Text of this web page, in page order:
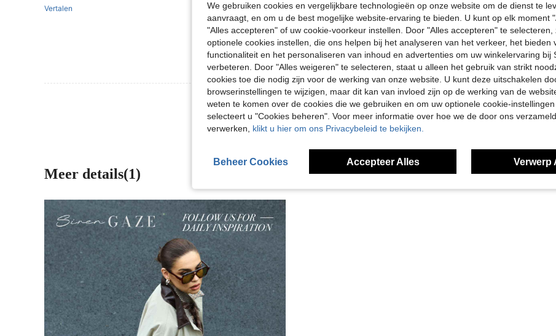
Vertalen
Nuttig (0)
Meer Beoordelingen Bekijken
Meer details(1)
We gebruiken cookies en vergelijkbare technologieën op onze website om de dienst te
aanvraagt, en om u de best mogelijke website-ervaring te bieden. U kunt op elk moment
"Alles accepteren" of uw cookie-voorkeur instellen. Door "Alles accepteren" te selecteren,
optionele cookies instellen, die ons helpen bij het analyseren van het verkeer, het bieden
functionaliteit en het personaliseren van inhoud en advertenties om uw winkelervaring bij
verbeteren. Door "Alles weigeren" te selecteren, staat u alleen het gebruik van strikt
cookies toe die nodig zijn voor de werking van onze website. U kunt deze uitschakelen
browserinstellingen te wijzigen, maar dit kan van invloed zijn op de werking van de
weten te komen over de cookies die we gebruiken en om uw optionele cookie-instellingen
selecteert u "Cookies beheren". Voor meer informatie over hoe we de door ons
verwerken, klikt u hier om ons Privacybeleid te bekijken.
Beheer Cookies Accepteer Alles Verwerp